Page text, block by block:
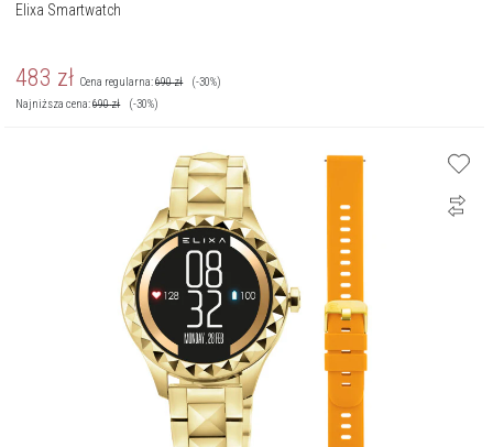
Elixa Smartwatch
483 zł Cena regularna:690zł
(-30%)
Najniższa cena:690zł (-30%)